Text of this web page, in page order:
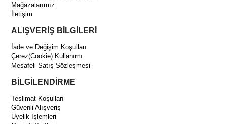
Mağazalarımız
İletişim
ALIŞVERİŞ BİLGİLERİ
İade ve Değişim Koşulları
Çerez(Cookie) Kullanımı
Mesafeli Satış Sözleşmesi
BİLGİLENDİRME
Teslimat Koşulları
Güvenli Alışveriş
Üyelik İşlemleri